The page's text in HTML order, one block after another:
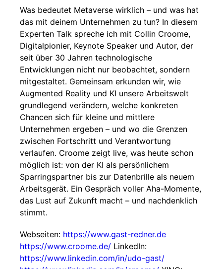
77 Jahre Grundgesetz
00:25:55
Was bedeutet Metaverse wirklich – und was hat
das mit deinem Unternehmen zu tun? In diesem
Experten Talk spreche ich mit Collin Croome,
Digitalpionier, Keynote Speaker und Autor, der
seit über 30 Jahren technologische
Entwicklungen nicht nur beobachtet, sondern
mitgestaltet. Gemeinsam erkunden wir, wie
Augmented Reality und KI unsere Arbeitswelt
grundlegend verändern, welche konkreten
Chancen sich für kleine und mittlere
Unternehmen ergeben – und wo die Grenzen
zwischen Fortschritt und Verantwortung
verlaufen. Croome zeigt live, was heute schon
möglich ist: von der KI als persönlichem
Sparringspartner bis zur Datenbrille als neuem
Arbeitsgerät. Ein Gespräch voller Aha-Momente,
das Lust auf Zukunft macht – und nachdenklich
stimmt.
Webseiten: https://www.gast-redner.de
https://www.croome.de/ LinkedIn:
https://www.linkedin.com/in/udo-gast/